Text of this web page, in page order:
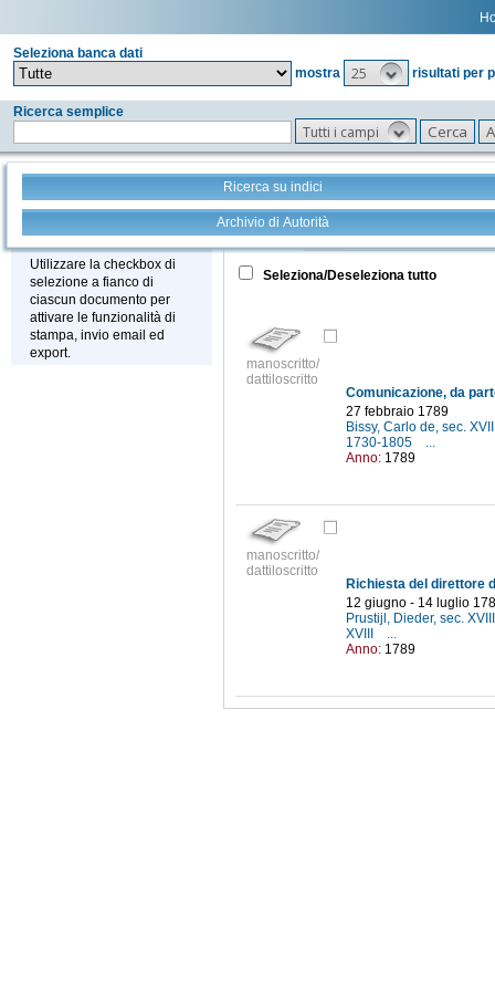
Seleziona banca dati
mostra
25 risultati per
Ricerca semplice
Tutti i campi
Ricerca su indici
Archivio di Autorità
Stampa - Email - Export
Utilizzare la checkbox di
selezione a fianco di
ciascun documento per
attivare le funzionalità di
stampa, invio email ed
export.
Tutto +
Seleziona/Deseleziona tutto
manoscritto/
dattiloscritto
27 febbraio 1789
Bissy, Carlo de, sec.
1730-1805
...
Anno: 1789
manoscritto/
dattiloscritto
12 giugno - 14 luglio
Prustijl, Dieder, sec.
XVIII
...
Anno: 1789